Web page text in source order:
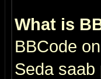
What is
BBCode
Seda